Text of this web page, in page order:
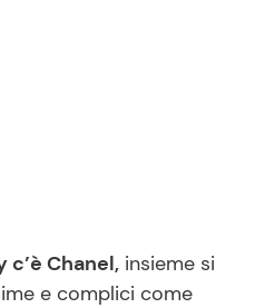
c’è Chanel, insieme si
e complici come